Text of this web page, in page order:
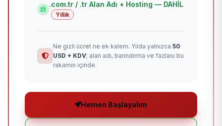
.com.tr / .tr Alan Adı + Hosting — DAHİL
Yıllık
Ne gizli ücret ne ek kalem. Yılda yalnızca 50
USD + KDV; alan adı, barındırma ve fazlası bu
rakamın içinde.
Hemen Başlayalım